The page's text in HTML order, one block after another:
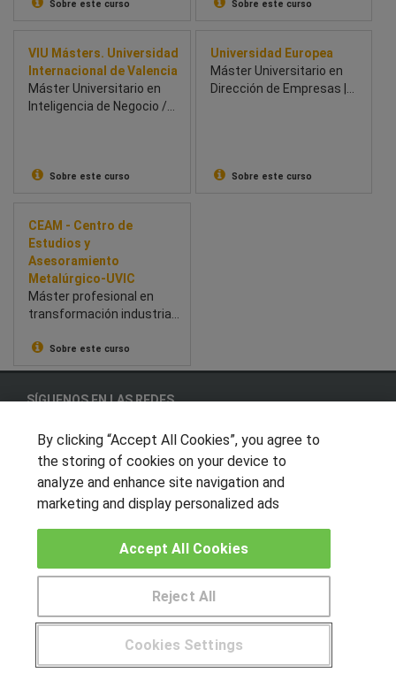
Sobre este curso Sobre este curso
VIU Másters. Universidad
Internacional de Valencia
Máster Universitario en
Inteligencia de Negocio /
Sobre este curso
Universidad Europea
Máster Universitario en
Dirección de Empresas |
Sobre este curso
CEAM - Centro de
Estudios y
Asesoramiento
Metalúrgico-UVIC
Máster profesional en
transformación industrial:
prácticas en empresas.
Sobre este curso
Pide más información al centro
¿Tienes alguna duda? 900 264 357
SÍGUENOS EN LAS REDES
OTROS GRUPOS DE INTERES
Muro de los idiomas
Hablemos de empleo
Locos por las becas
Publicar cursos
By clicking “Accept All Cookies”, you agree to
the storing of cookies on your device to
analyze and enhance site navigation and
marketing and display personalized ads
Cookies Settings
Reject All
Accept All Cookies